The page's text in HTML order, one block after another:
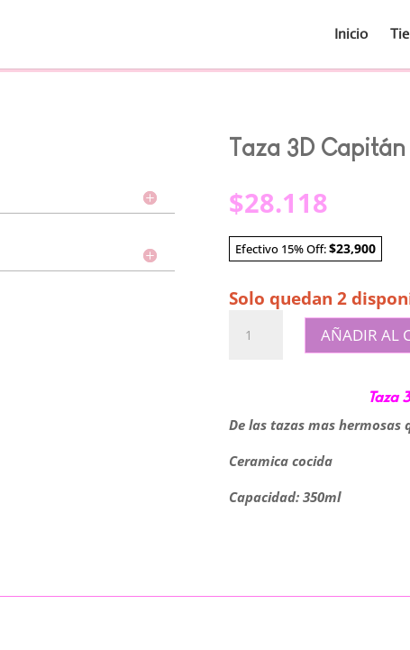
Inicio
Taza 3D
$28.118
Efectivo 15% Off:$23,900
Solo quedan 2
AÑADIR AL
Taza
De las tazas mas hermosas
Ceramica cocida
Capacidad: 350ml